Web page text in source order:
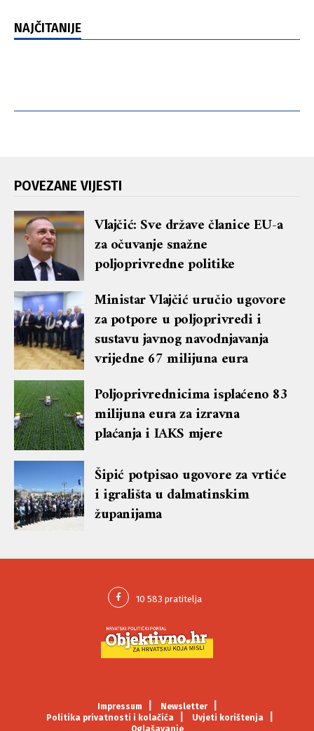
NAJČITANIJE
POVEZANE VIJESTI
Vlajčić: Sve države članice EU-a
za očuvanje snažne
poljoprivredne politike
Ministar Vlajčić uručio ugovore
za potpore u poljoprivredi i
sustavu javnog navodnjavanja
vrijedne 67 milijuna eura
Poljoprivrednicima isplaćeno 83
milijuna eura za izravna
plaćanja i IAKS mjere
Šipić potpisao ugovore za vrtiće
i igrališta u dalmatinskim
županijama
Impressum
Newsletter
Politika privatnosti i kolačića
Uvjeti korištenja
Oglašavanje